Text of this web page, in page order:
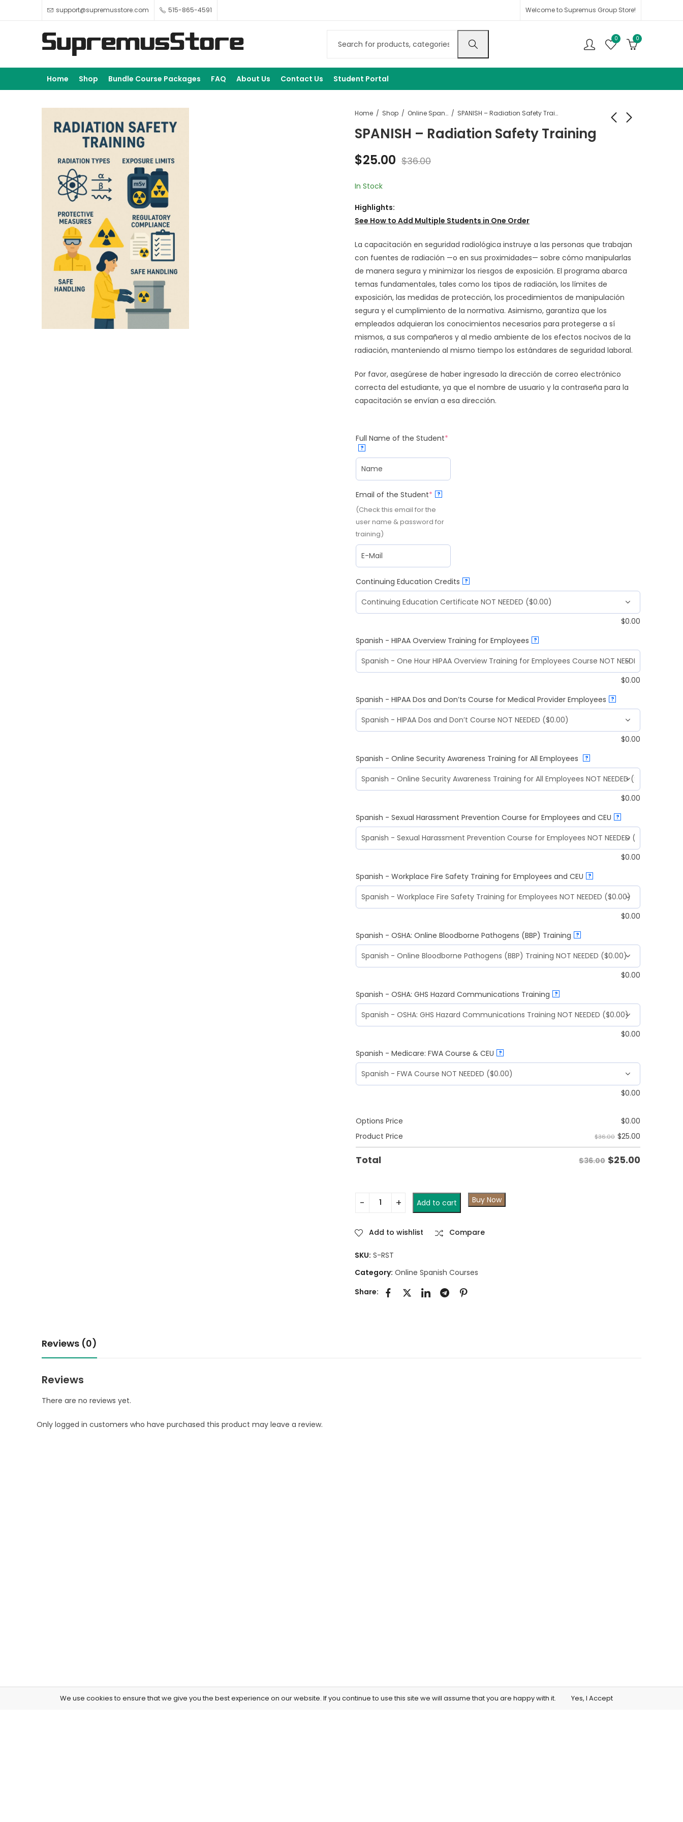
support@supremusstore.com 515-865-4591 Welcome to Supremus Group Store!
0 0
Home Shop Bundle Course Packages FAQ About Us Contact Us Student Portal
Home Shop Online Spanish Courses SPANISH – Radiation Safety Training
SPANISH – Radiation Safety Training
$25.00 $36.00
In Stock
Highlights:
See How to Add Multiple Students in One Order
La capacitación en seguridad radiológica instruye a las personas que trabajan
con fuentes de radiación —o en sus proximidades— sobre cómo manipularlas
de manera segura y minimizar los riesgos de exposición. El programa abarca
temas fundamentales, tales como los tipos de radiación, los límites de
exposición, las medidas de protección, los procedimientos de manipulación
segura y el cumplimiento de la normativa. Asimismo, garantiza que los
empleados adquieran los conocimientos necesarios para protegerse a sí
mismos, a sus compañeros y al medio ambiente de los efectos nocivos de la
radiación, manteniendo al mismo tiempo los estándares de seguridad laboral.
Por favor, asegúrese de haber ingresado la dirección de correo electrónico
correcta del estudiante, ya que el nombre de usuario y la contraseña para la
capacitación se envían a esa dirección.
Full Name of the Student*
?
Email of the Student* ?
(Check this email for the
user name & password for
training)
Continuing Education Credits ?
$0.00
Spanish - HIPAA Overview Training for Employees
?
$0.00
Spanish - HIPAA Dos and Don’ts Course for Medical Provider Employees
?
$0.00
Spanish - Online Security Awareness Training for All Employees
?
$0.00
Spanish - Sexual Harassment Prevention Course for Employees and CEU
?
$0.00
Spanish - Workplace Fire Safety Training for Employees and CEU
?
$0.00
Spanish - OSHA: Online Bloodborne Pathogens (BBP) Training
?
$0.00
Spanish - OSHA: GHS Hazard Communications Training
?
$0.00
Spanish - Medicare: FWA Course & CEU
?
$0.00
Options Price $0.00
Product Price
$36.00 $25.00
Total $36.00 $25.00
Add to cart Buy Now
Add to wishlist Compare
SKU: S-RST
Category: Online Spanish Courses
Share:
Reviews (0)
Reviews
There are no reviews yet.
Only logged in customers who have purchased this product may leave a review.
We use cookies to ensure that we give you the best experience on our website. If you continue to use this site we will assume that you are happy with it. Yes, I Accept